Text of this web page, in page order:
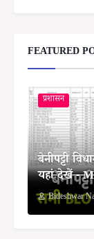
FEATURED
प्रशासन
बेनीपट्टी
यहां देखें -
Bideshwar